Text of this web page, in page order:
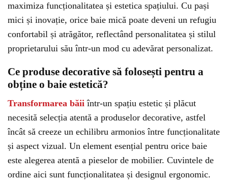
maximiza funcționalitatea și estetica spațiului. Cu pași
mici și inovație, orice baie mică poate deveni un refugiu
confortabil și atrăgător, reflectând personalitatea și stilul
proprietarului său într-un mod cu adevărat personalizat.
Ce produse decorative să folosești pentru a
obține o baie estetică?
Transformarea băii într-un spațiu estetic și plăcut
necesită selecția atentă a produselor decorative, astfel
încât să creeze un echilibru armonios între funcționalitate
și aspect vizual. Un element esențial pentru orice baie
este alegerea atentă a pieselor de mobilier. Cuvintele de
ordine aici sunt funcționalitatea și designul ergonomic.